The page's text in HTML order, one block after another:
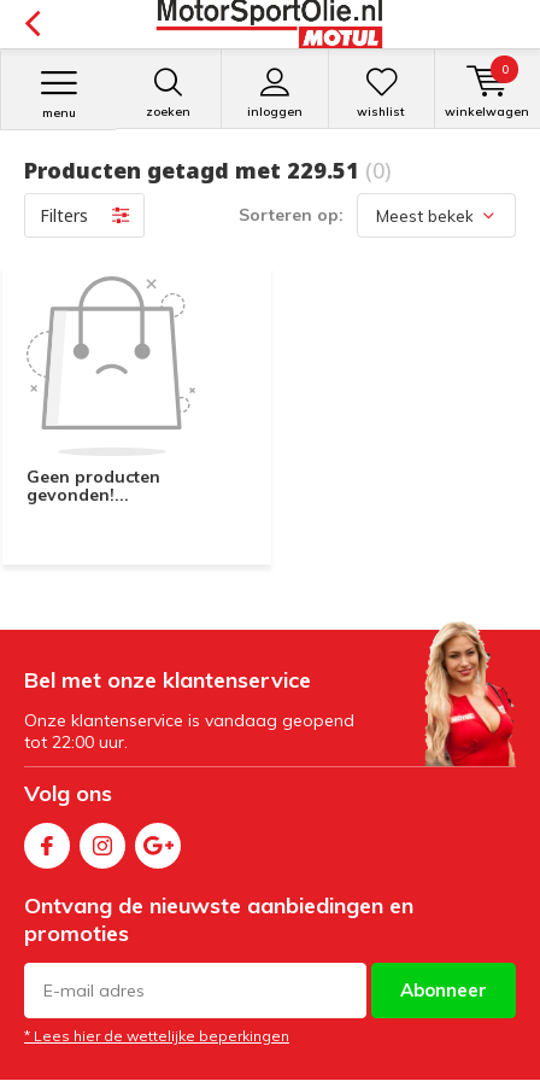
zoeken inloggen
menu wishlist winkelwagen
0
Producten getagd met 229.51 (0)
Filters Sorteren op:
Geen producten
gevonden!...
Bel met onze klantenservice
Onze klantenservice is vandaag geopend
tot 22:00 uur.
Volg ons
Ontvang de nieuwste aanbiedingen en
promoties
Abonneer
* Lees hier de wettelijke beperkingen